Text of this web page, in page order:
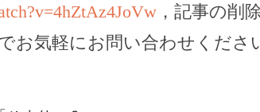
，記事の削
お気軽にお問い合わせくださ